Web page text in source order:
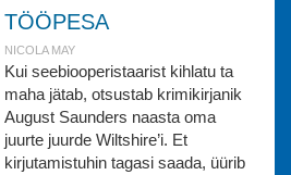
TÖÖPESA
NICOLA MAY
Kui seebiooperistaarist kihlatu ta
maha jätab, otsustab krimikirjanik
August Saunders naasta oma
juurte juurde Wiltshire’i. Et
kirjutamistuhin tagasi saada, üürib